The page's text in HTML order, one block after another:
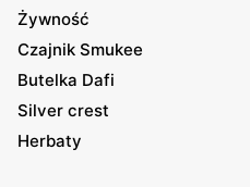
Żywność
Czajnik Smukee
Butelka Dafi
Silver crest
Herbaty